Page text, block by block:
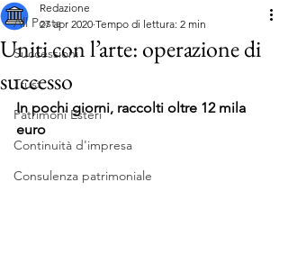
All Posts
Successioni
Trust
Patrimoni Esteri
Continuità d'impresa
Consulenza patrimoniale
Uniti con l’arte: operazione di
successo
Redazione
27 apr 2020 Tempo di lettura: 2 min
In pochi giorni, raccolti oltre 12 mila
euro